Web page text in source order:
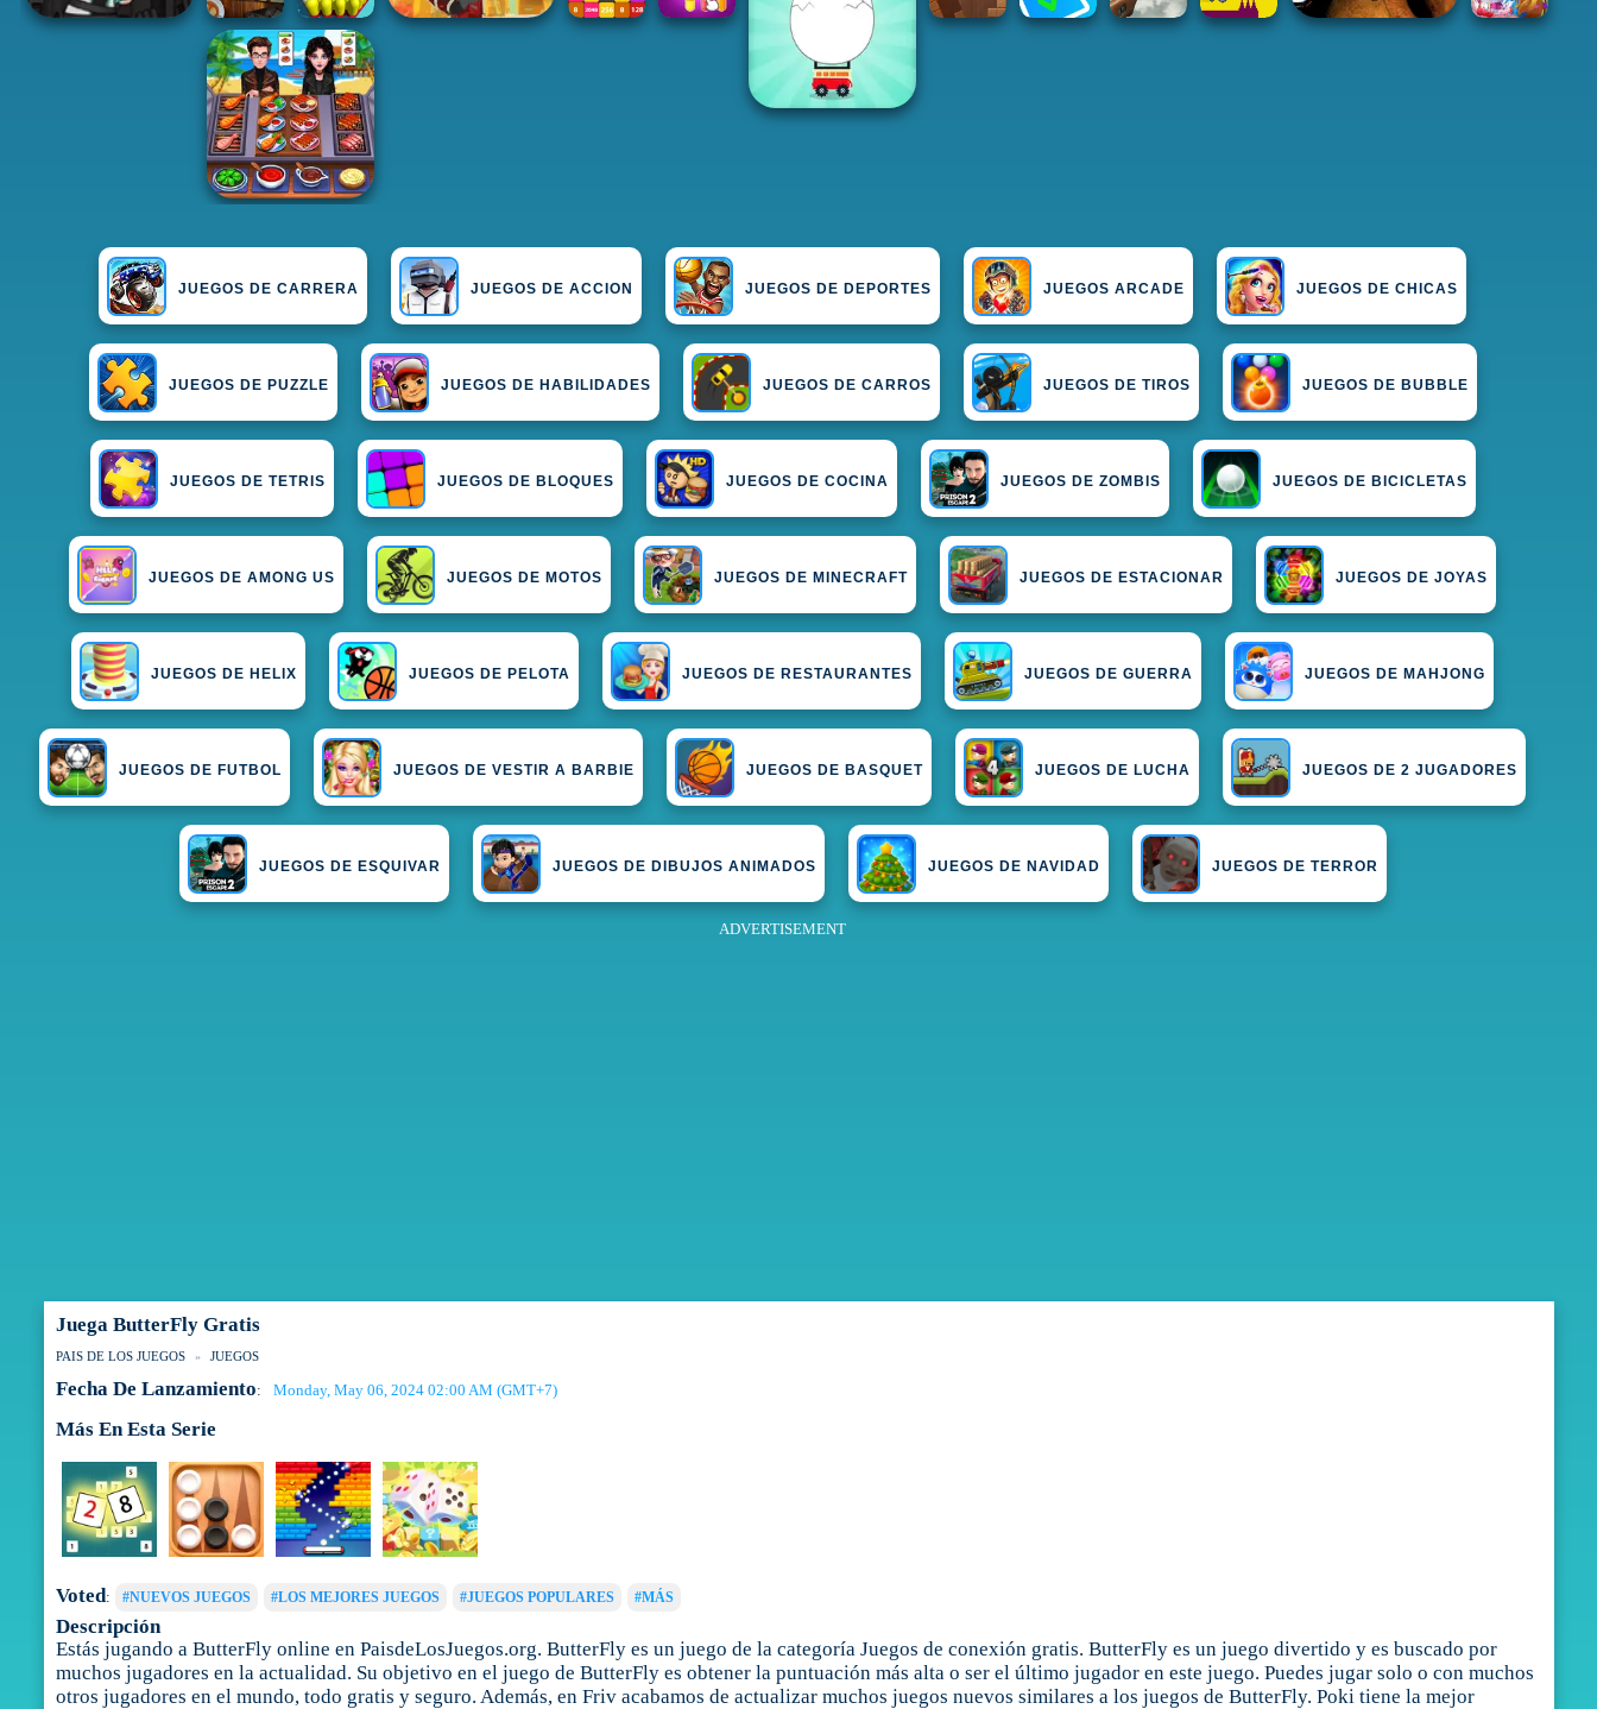
JUEGOS DE CARRERA JUEGOS DE ACCION JUEGOS DE DEPORTES JUEGOS ARCADE JUEGOS DE CHICAS
JUEGOS DE PUZZLE JUEGOS DE HABILIDADES JUEGOS DE CARROS JUEGOS DE TIROS JUEGOS DE BUBBLE
JUEGOS DE TETRIS JUEGOS DE BLOQUES JUEGOS DE COCINA JUEGOS DE ZOMBIS JUEGOS DE BICICLETAS
JUEGOS DE AMONG US JUEGOS DE MOTOS JUEGOS DE MINECRAFT JUEGOS DE ESTACIONAR JUEGOS DE JOYAS
JUEGOS DE HELIX JUEGOS DE PELOTA JUEGOS DE RESTAURANTES JUEGOS DE GUERRA JUEGOS DE MAHJONG
JUEGOS DE FUTBOL JUEGOS DE VESTIR A BARBIE JUEGOS DE BASQUET JUEGOS DE LUCHA JUEGOS DE 2 JUGADORES
JUEGOS DE ESQUIVAR JUEGOS DE DIBUJOS ANIMADOS JUEGOS DE NAVIDAD JUEGOS DE TERROR
ADVERTISEMENT
Juega ButterFly Gratis
PAIS DE LOS JUEGOS JUEGOS
Fecha De Lanzamiento: Monday, May 06, 2024 02:00 AM (GMT+7)
Más En Esta Serie
Voted: #NUEVOS JUEGOS #LOS MEJORES JUEGOS #JUEGOS POPULARES #MÁS
Descripción
Estás jugando a ButterFly online en PaisdeLosJuegos.org. ButterFly es un juego de la categoría Juegos de conexión gratis. ButterFly es un juego divertido y es buscado por
muchos jugadores en la actualidad. Su objetivo en el juego de ButterFly es obtener la puntuación más alta o ser el último jugador en este juego. Puedes jugar solo o con muchos
otros jugadores en el mundo, todo gratis y seguro. Además, en Friv acabamos de actualizar muchos juegos nuevos similares a los juegos de ButterFly. Poki tiene la mejor